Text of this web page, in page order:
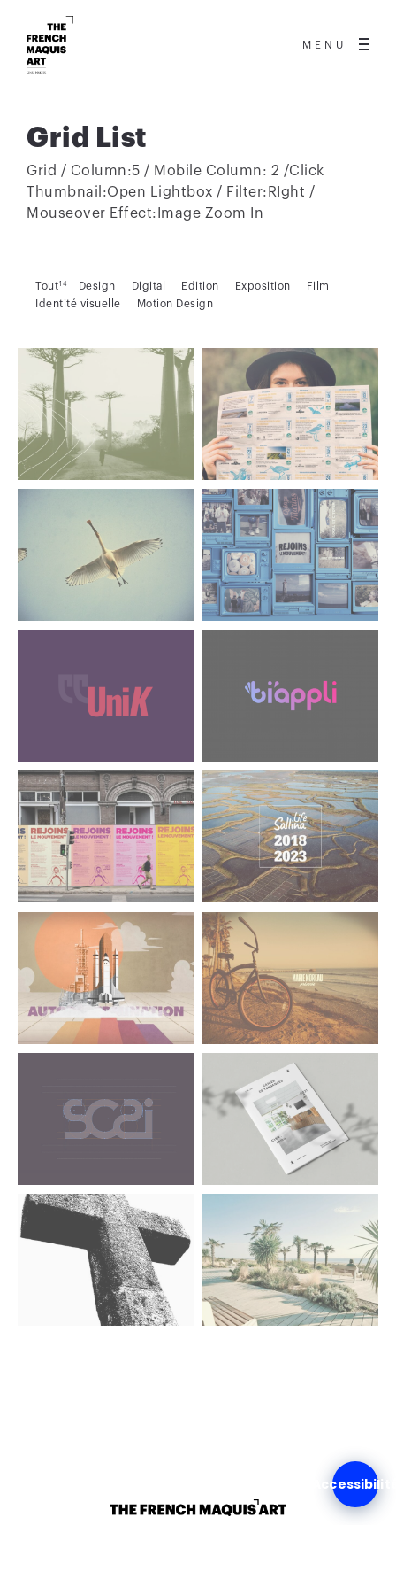
MENU
Grid List
Grid / Column:5 / Mobile Column: 2 /Click
Thumbnail:Open Lightbox / Filter:RIght /
Mouseover Effect:Image Zoom In
Tout14 Design Digital Edition Exposition
Film
Identité visuelle
Motion Design